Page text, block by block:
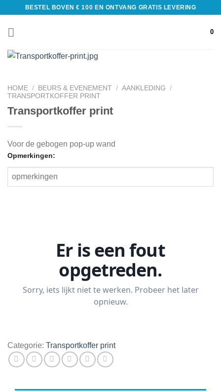
BESTEL BOVEN € 100 EN ONTVANG GRATIS LEVERING
0
HOME / BEURS & EVENEMENT / AANKLEDING
/
TRANSPORTKOFFER PRINT
Transportkoffer print
Voor de gebogen pop-up wand
Opmerkingen:
Categorie: Transportkoffer print